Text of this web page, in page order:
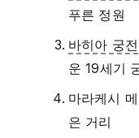
푸른 정원
바히아 궁전
운 19세기
마라케시
은 거리